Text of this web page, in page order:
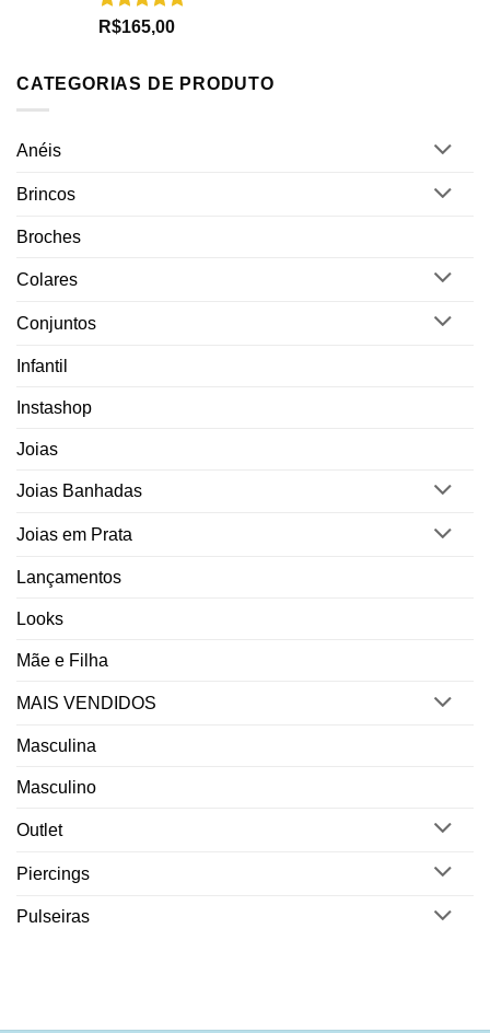
Avaliação
R$165,00
CATEGORIAS DE PRODUTO
Anéis
Brincos
Broches
Colares
Conjuntos
Infantil
Instashop
Joias
Joias Banhadas
Joias em Prata
Lançamentos
Looks
Mãe e Filha
MAIS VENDIDOS
Masculina
Masculino
Outlet
Piercings
Pulseiras